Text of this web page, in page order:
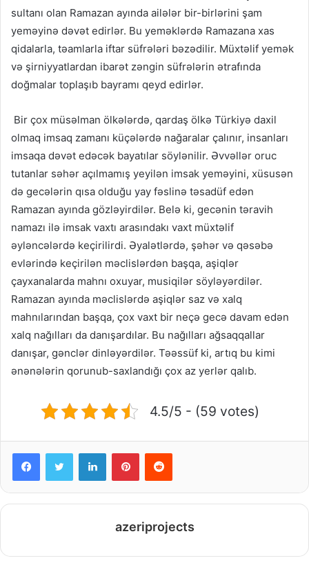
sultanı olan Ramazan ayında ailələr bir-birlərini şam
yeməyinə dəvət edirlər. Bu yeməklərdə Ramazana xas
qidalarla, təamlarla iftar süfrələri bəzədilir. Müxtəlif yemək
və şirniyyatlardan ibarət zəngin süfrələrin ətrafında
doğmalar toplaşıb bayramı qeyd edirlər.
Bir çox müsəlman ölkələrdə, qardaş ölkə Türkiyə daxil
olmaq imsaq zamanı küçələrdə nağaralar çalınır, insanları
imsaqa dəvət edəcək bayatılar söylənilir. Əvvəllər oruc
tutanlar səhər açılmamış yeyilən imsak yeməyini, xüsusən
də gecələrin qısa olduğu yay fəslinə təsadüf edən
Ramazan ayında gözləyirdilər. Belə ki, gecənin təravih
namazı ilə imsak vaxtı arasındakı vaxt müxtəlif
əyləncələrdə keçirilirdi. Əyalətlərdə, şəhər və qəsəbə
evlərində keçirilən məclislərdən başqa, aşiqlər
çayxanalarda mahnı oxuyar, musiqilər söyləyərdilər.
Ramazan ayında məclislərdə aşiqlər saz və xalq
mahnılarından başqa, çox vaxt bir neçə gecə davam edən
xalq nağılları da danışardılar. Bu nağılları ağsaqqallar
danışar, gənclər dinləyərdilər. Təəssüf ki, artıq bu kimi
ənənələrin qorunub-saxlandığı çox az yerlər qalıb.
4.5/5 - (59 votes)
FacebookTwitter LinkedInPinterestReddit
azeriprojects